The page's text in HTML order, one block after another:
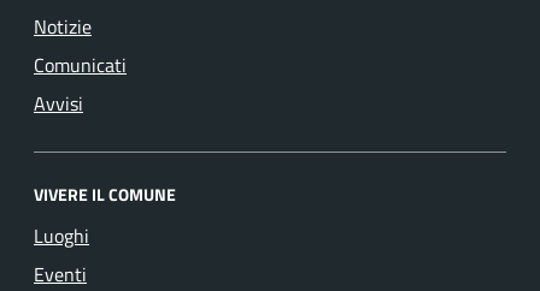
Notizie
Comunicati
Avvisi
VIVERE IL COMUNE
Luoghi
Eventi